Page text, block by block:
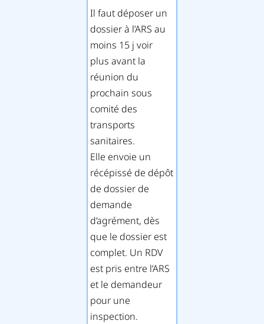
Il faut déposer un
dossier à l’ARS au
moins 15 j voir
plus avant la
réunion du
prochain sous
comité des
transports
sanitaires.
Elle envoie un
récépissé de dépôt
de dossier de
demande
d’agrément, dès
que le dossier est
complet. Un RDV
est pris entre l’ARS
et le demandeur
pour une
inspection.